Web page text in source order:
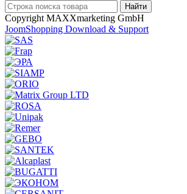
Copyright MAXXmarketing GmbH
JoomShopping Download & Support